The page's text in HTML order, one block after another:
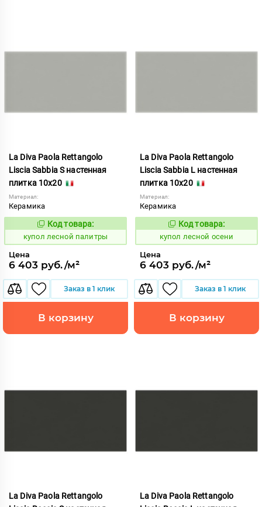
La Diva Paola Rettangolo
Liscia Sabbia S настенная
плитка 10x20
Материал:
Керамика
849566
Код товара:
купол лесной палитры
Цена
6 403 руб./м²
Заказ в 1 клик
В корзину
La Diva Paola Rettangolo
Liscia Sabbia L настенная
плитка 10x20
Материал:
Керамика
849565
Код товара:
купол лесной осени
Цена
6 403 руб./м²
Заказ в 1 клик
В корзину
La Diva Paola Rettangolo
La Diva Paola Rettangolo